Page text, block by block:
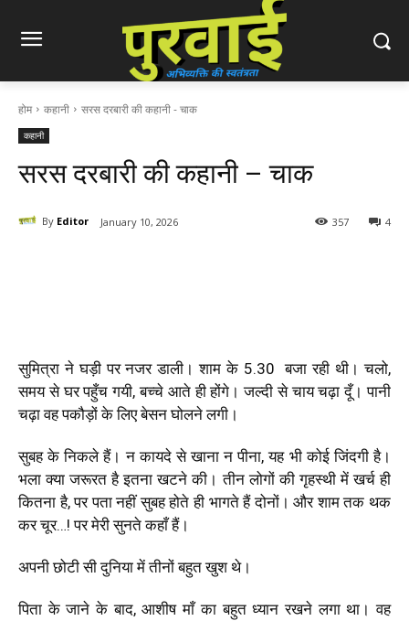
होम कहानी सरस दरबारी की कहानी - चाक
कहानी
सरस दरबारी की कहानी – चाक
By Editor January 10, 2026 4
357
सुमित्रा ने घड़ी पर नजर डाली। शाम के 5.30 बजा रही थी। चलो,
समय से घर पहुँच गयी, बच्चे आते ही होंगे। जल्दी से चाय चढ़ा दूँ। पानी
चढ़ा वह पकौड़ों के लिए बेसन घोलने लगी।
सुबह के निकले हैं। न कायदे से खाना न पीना, यह भी कोई जिंदगी है।
भला क्या जरूरत है इतना खटने की।तीन लोगों की गृहस्थी में खर्च ही
कितना है, पर पता नहीं सुबह होते ही भागते हैं दोनों। और शाम तक थक
कर चूर…!पर मेरी सुनते कहाँ हैं।
अपनी छोटी सी दुनिया में तीनों बहुत खुश थे।
पिता के जाने के बाद, आशीष माँ का बहुत ध्यान रखने लगा था। वह